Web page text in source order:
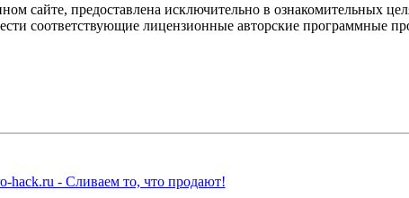
сайте, предоставлена исключительно в ознакомительных
соответствующие лицензионные авторские программные